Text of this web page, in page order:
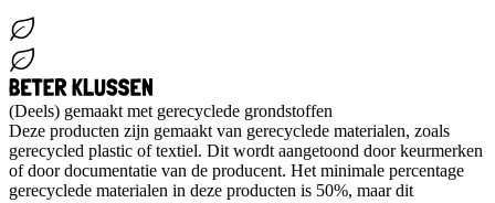
(Deels) gemaakt met gerecyclede grondstoffen
Deze producten zijn gemaakt van gerecyclede materialen, zoals
gerecycled plastic of textiel. Dit wordt aangetoond door keurmerken
of door documentatie van de producent. Het minimale percentage
gerecyclede materialen in deze producten is 50%, maar dit